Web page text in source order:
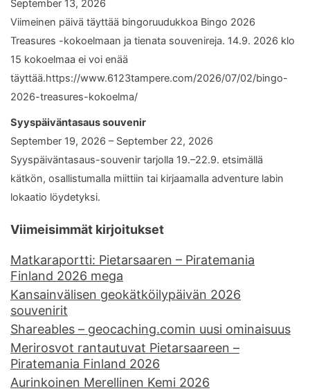
September 13, 2026
Viimeinen päivä täyttää bingoruudukkoa Bingo 2026
Treasures -kokoelmaan ja tienata souvenireja. 14.9. 2026 klo
15 kokoelmaa ei voi enää
täyttää.https://www.6123tampere.com/2026/07/02/bingo-
2026-treasures-kokoelma/
Syyspäiväntasaus souvenir
September 19, 2026 – September 22, 2026
Syyspäiväntasaus-souvenir tarjolla 19.–22.9. etsimällä
kätkön, osallistumalla miittiin tai kirjaamalla adventure labin
lokaatio löydetyksi.
Viimeisimmät kirjoitukset
Matkaraportti: Pietarsaaren – Piratemania
Finland 2026 mega
Kansainvälisen geokätköilypäivän 2026
souvenirit
Shareables – geocaching.comin uusi ominaisuus
Merirosvot rantautuvat Pietarsaareen –
Piratemania Finland 2026
Aurinkoinen Merellinen Kemi 2026